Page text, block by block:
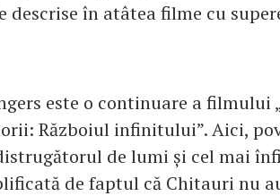
descrise în atâtea filme cu
este o continuare a filmului
Războiul infinitului”. Aici,
de lumi și cel mai
de faptul că Chitauri nu